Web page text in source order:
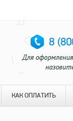
КАК ОПЛАТИТЬ